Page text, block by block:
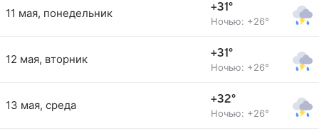
11 мая, понедельник +31°
Ночью: +26°
12 мая, вторник +31°
Ночью: +26°
13 мая, среда +32°
Ночью: +26°